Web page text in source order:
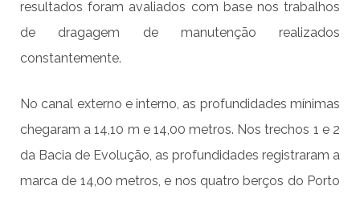
resultados foram avaliados com base nos trabalhos
de dragagem de manutenção realizados
constantemente.
No canal externo e interno, as profundidades mínimas
chegaram a 14,10 m e 14,00 metros. Nos trechos 1 e 2
da Bacia de Evolução, as profundidades registraram a
marca de 14,00 metros, e nos quatro berços do Porto